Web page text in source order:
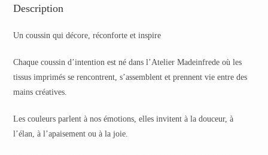
Description
Un coussin qui décore, réconforte et inspire
Chaque coussin d’intention est né dans l’Atelier Madeinfrede où les
tissus imprimés se rencontrent, s’assemblent et prennent vie entre des
mains créatives.
Les couleurs parlent à nos émotions, elles invitent à la douceur, à
l’élan, à l’apaisement ou à la joie.